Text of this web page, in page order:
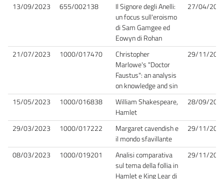
13/09/2023 655/002138
Il Signore degli Anelli:
un focus sull'eroismo
di Sam Gamgee ed
Eowyn di Rohan
27/04/
21/07/2023 1000/017470
Christopher
Marlowe's "Doctor
Faustus": an analysis
on knowledge and sin
29/11/
15/05/2023 1000/016838
William Shakespeare,
Hamlet
28/09/
29/03/2023 1000/017222
Margaret cavendish e
il mondo sfavillante
29/11/
08/03/2023 1000/019201
Analisi comparativa
sul tema della follia in
Hamlet e King Lear di
29/11/